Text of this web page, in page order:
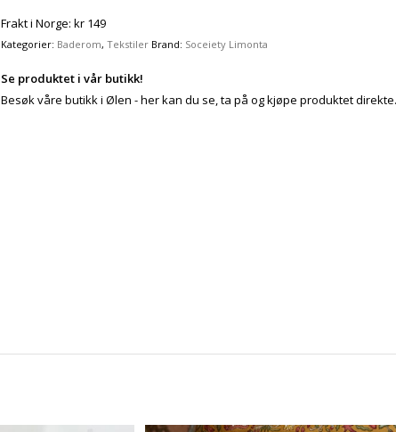
Frakt i Norge: kr 149
Kategorier: Baderom,Tekstiler Brand: Soceiety Limonta
Se produktet i vår butikk!
Besøk våre butikk i Ølen - her kan du se, ta på og kjøpe produktet direkte.